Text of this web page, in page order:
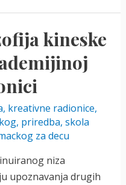
kineske
, kreativne radionice,
, priredba, skola
za decu
niza
upoznavanja drugih